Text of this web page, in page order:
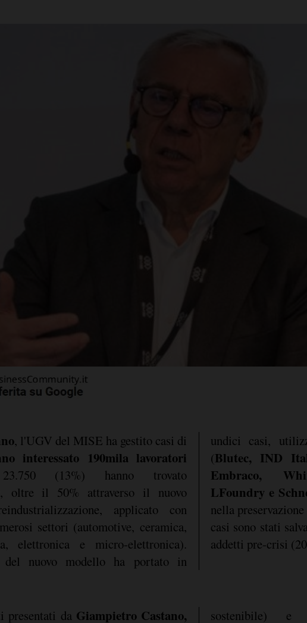
, l'UGV del MISE ha gestito casi di
interessato 190mila lavoratori
(13%) hanno trovato
oltre il 50% attraverso il nuovo
applicato con
settori (automotive, ceramica,
elettronica e micro-elettronica).
del nuovo modello ha portato in
undici casi,
(Blutec, IND
Embraco,
LFoundry e
nella
casi sono stati
addetti pre-crisi
presentati da Giampietro Castano,
sostenibile)